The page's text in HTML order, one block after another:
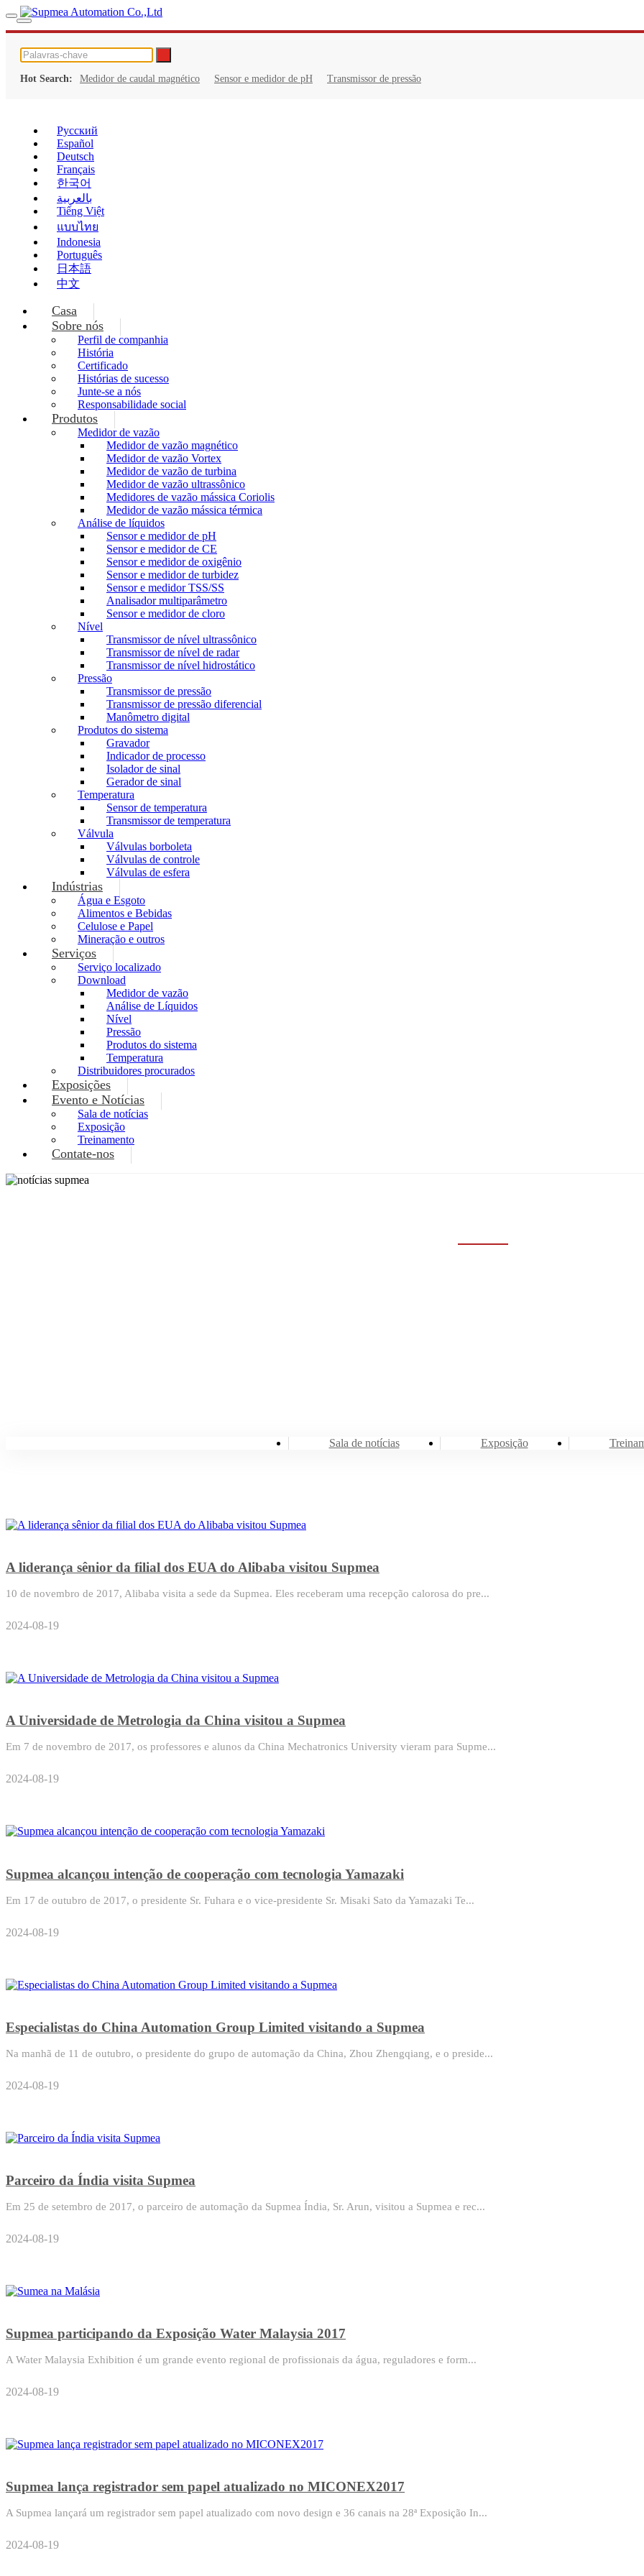
Hot Search: Medidor de caudal magnético Sensor e medidor de pH Transmissor de pressão
Русский
Español
Deutsch
Français
한국어
بالعربية
Tiếng Việt
แบบไทย
Indonesia
Português
日本語
中文
Casa
Sobre nós
Perfil de companhia
História
Certificado
Histórias de sucesso
Junte-se a nós
Responsabilidade social
Produtos
Medidor de vazão
Medidor de vazão magnético
Medidor de vazão Vortex
Medidor de vazão de turbina
Medidor de vazão ultrassônico
Medidores de vazão mássica Coriolis
Medidor de vazão mássica térmica
Análise de líquidos
Sensor e medidor de pH
Sensor e medidor de CE
Sensor e medidor de oxigênio
Sensor e medidor de turbidez
Sensor e medidor TSS/SS
Analisador multiparâmetro
Sensor e medidor de cloro
Nível
Transmissor de nível ultrassônico
Transmissor de nível de radar
Transmissor de nível hidrostático
Pressão
Transmissor de pressão
Transmissor de pressão diferencial
Manômetro digital
Produtos do sistema
Gravador
Indicador de processo
Isolador de sinal
Gerador de sinal
Temperatura
Sensor de temperatura
Transmissor de temperatura
Válvula
Válvulas borboleta
Válvulas de controle
Válvulas de esfera
Indústrias
Água e Esgoto
Alimentos e Bebidas
Celulose e Papel
Mineração e outros
Serviços
Serviço localizado
Download
Medidor de vazão
Análise de Líquidos
Nível
Pressão
Produtos do sistema
Temperatura
Distribuidores procurados
Exposições
Evento e Notícias
Sala de notícias
Exposição
Treinamento
Contate-nos
Sala de notícias Exposição
A liderança sênior da filial dos EUA do Alibaba visitou Supmea
10 de novembro de 2017, Alibaba visita a sede da Supmea. Eles receberam uma recepção calorosa do pre...
2024-08-19
A Universidade de Metrologia da China visitou a Supmea
Em 7 de novembro de 2017, os professores e alunos da China Mechatronics University vieram para Supme...
2024-08-19
Supmea alcançou intenção de cooperação com tecnologia Yamazaki
Em 17 de outubro de 2017, o presidente Sr. Fuhara e o vice-presidente Sr. Misaki Sato da Yamazaki Te...
2024-08-19
Especialistas do China Automation Group Limited visitando a Supmea
Na manhã de 11 de outubro, o presidente do grupo de automação da China, Zhou Zhengqiang, e o preside...
2024-08-19
Parceiro da Índia visita Supmea
Em 25 de setembro de 2017, o parceiro de automação da Supmea Índia, Sr. Arun, visitou a Supmea e rec...
2024-08-19
Supmea participando da Exposição Water Malaysia 2017
A Water Malaysia Exhibition é um grande evento regional de profissionais da água, reguladores e form...
2024-08-19
Supmea lança registrador sem papel atualizado no MICONEX2017
A Supmea lançará um registrador sem papel atualizado com novo design e 36 canais na 28ª Exposição In...
2024-08-19